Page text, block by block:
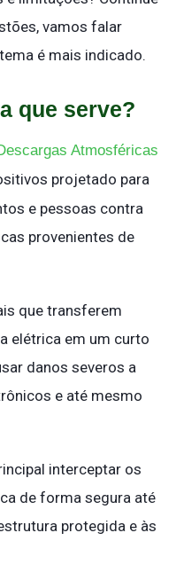
vamos falar
é mais indicado.
que serve?
Atmosféricas
projetado para
e pessoas contra
provenientes de
que transferem
elétrica em um curto
danos severos a
e até mesmo
interceptar os
de forma segura até
protegida e às